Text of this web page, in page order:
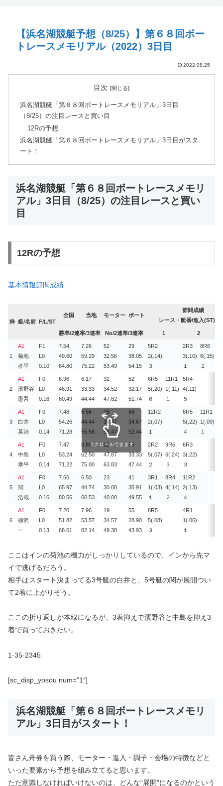
【浜名湖競艇予想（8/25）】第６８回ボー
トレースメモリアル（2022）3日目
2022.08.25
目次
浜名湖競艇「第６８回ボートレースメモリアル」3日目
（8/25）の注目レースと買い目
12Rの予想
浜名湖競艇「第６８回ボートレースメモリアル」3日目がスタ
ート！
浜名湖競艇「第６８回ボートレースメモリ
アル」3日目（8/25）の注目レースと買い
目
12Rの予想
基本情報節間成績
枠 級/名前 F/L/ST
全国 当地 モーター ボート
節間成績
レース・艇番/進入(ST)/結
勝率/2連率/3連率 No/2連率/3連率 1 2
1
A1
菊地
孝平
F1
L0
0.10
7.54
49.60
64.80
7.26
59.29
75.22
52
32.56
53.49
29
38.05
54.15
5R2
2(.14)
３
2R3
3(.10)
１
8R6
6(.15)
２
2
A1
濱野谷
憲吾
F0
L0
0.16
6.96
46.91
60.49
6.17
33.33
44.44
32
34.52
47.62
52
32.17
51.74
6R5
5(.20)
６
11R1
1(.11)
１
5R4
4(.11)
５
3
A1
白井
英治
F0
L0
0.14
7.48
54.26
71.28
6.56
44.44
55.56
28
36.47
56.47
66
34.67
52.44
12R2
2(.07)
１
6R5
5(.22)
４
11R1
1(.09)
１
4
A1
中島
孝平
F0
L0
0.14
7.47
53.24
71.22
8.88
62.50
75.00
62
47.87
63.83
53
33.33
47.44
2R2
5(.07)
２
9R6
6(.24)
３
6R3
3(.22)
３
5
A1
関
浩哉
F0
L0
0.16
7.66
65.97
80.56
6.50
44.74
60.53
23
30.00
40.00
41
35.91
49.55
3R1
1(.03)
１
8R4
4(.14)
２
11R2
2(.13)
４
6
A1
柳沢
一
F0
L0
0.13
7.20
51.82
68.61
7.96
53.57
82.14
19
34.57
49.38
55
28.90
43.93
8R5
5(.08)
３
4R1
1(.06)
１
スクロールできます
ここはインの菊池の機力がしっかりしているので、インから先マ
イで逃げるだろう。
相手はスタート決まってる3号艇の白井と、5号艇の関が展開つい
て2着に上がりそう。
ここの折り返しが本線になるが、3着抑えで濱野谷と中島を抑え3
着で買っておきたい。
1-35-2345
[sc_disp_yosou num=”1″]
浜名湖競艇「第６８回ボートレースメモリ
アル」3日目がスタート！
皆さん舟券を買う際、モーター・進入・調子・会場の特徴などと
いった要素から予想を組み立てると思います。
ただ意識しなければいけないのは、どんな“展開”になるのかという